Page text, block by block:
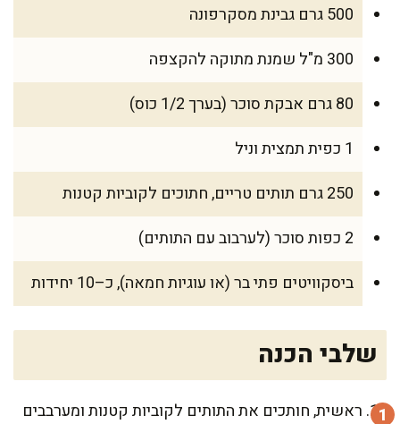
500 גרם גבינת מסקרפונה
300 מ"ל שמנת מתוקה להקצפה
80 גרם אבקת סוכר (בערך 1/2 כוס)
1 כפית תמצית וניל
250 גרם תותים טריים, חתוכים לקוביות קטנות
2 כפות סוכר (לערבוב עם התותים)
ביסקוויטים פתי בר (או עוגיות חמאה), כ–10 יחידות
שלבי הכנה
ראשית, חותכים את התותים לקוביות קטנות ומערבבים